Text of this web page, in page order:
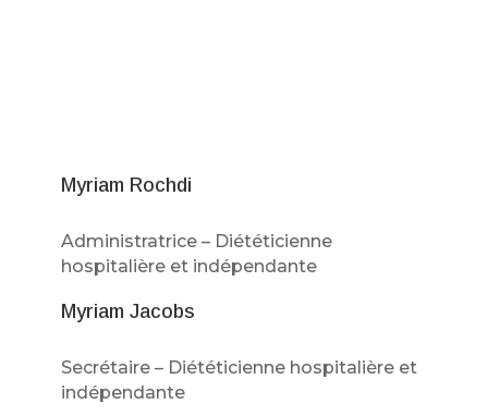
Myriam Rochdi
Administratrice – Diététicienne
hospitalière et indépendante
Myriam Jacobs
Secrétaire – Diététicienne hospitalière et
indépendante